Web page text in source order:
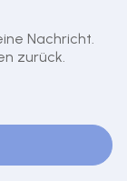
Nachricht.
zurück.